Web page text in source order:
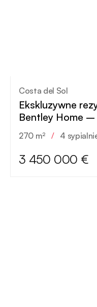
Costa del Sol
Ekskluzywne
Bentley Home –
270 m² / 4
3 450 000 €